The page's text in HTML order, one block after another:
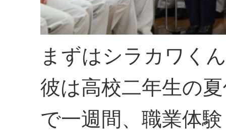
まずはシラカワく
彼は高校二年生の
で一週間、職業体